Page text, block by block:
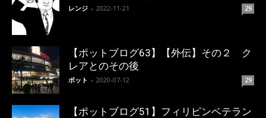
レンジ - 2022-11-21 29
【ポットブログ63】【外伝】その２ ク
レアとのその後
ポット - 2020-07-12 29
【ポットブログ51】フィリピンベテラン